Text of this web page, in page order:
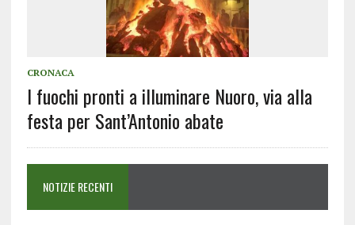
CRONACA
I fuochi pronti a illuminare Nuoro, via alla
festa per Sant’Antonio abate
NOTIZIE RECENTI